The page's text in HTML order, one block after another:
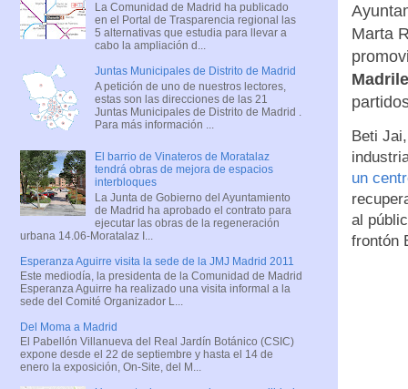
Marta
Beti
un
al
frontón
La Comunidad de Madrid ha publicado
en el Portal de Trasparencia regional las
5 alternativas que estudia para llevar a
cabo la ampliación d...
Juntas Municipales de Distrito de Madrid
A petición de uno de nuestros lectores,
estas son las direcciones de las 21
Juntas Municipales de Distrito de Madrid .
Para más información ...
El barrio de Vinateros de Moratalaz
tendrá obras de mejora de espacios
interbloques
La Junta de Gobierno del Ayuntamiento
de Madrid ha aprobado el contrato para
ejecutar las obras de la regeneración
urbana 14.06-Moratalaz I...
Esperanza Aguirre visita la sede de la JMJ Madrid 2011
Este mediodía, la presidenta de la Comunidad de Madrid
Esperanza Aguirre ha realizado una visita informal a la
sede del Comité Organizador L...
Del Moma a Madrid
El Pabellón Villanueva del Real Jardín Botánico (CSIC)
expone desde el 22 de septiembre y hasta el 14 de
enero la exposición, On-Site, del M...